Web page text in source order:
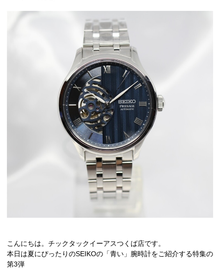
こんにちは。チックタックイーアスつくば店です。
本日は夏にぴったりのSEIKOの「青い」腕時計をご紹介する特集の
第3弾